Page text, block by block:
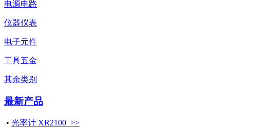
电源电路
仪器仪表
电子元件
工具五金
其余类别
最新产品
• 光率计 XR2100 >>